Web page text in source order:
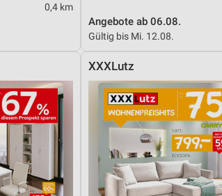
0,4 km
Angebote ab 06.08.
Gültig bis Mi. 12.08.
XXXLutz
aus verschiedenen